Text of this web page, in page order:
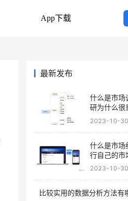
App下载
最新发布
什么是市场
研为什么很
2023-10-30
什么是市场
行自己的市
2023-10-30
比较实用的数据分析方法有